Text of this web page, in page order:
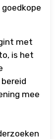
met
is het
mee